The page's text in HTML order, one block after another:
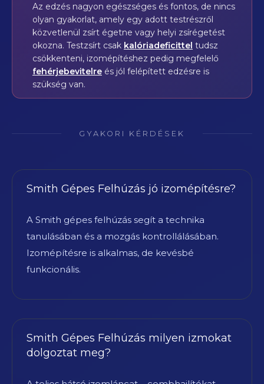
Az edzés nagyon egészséges és fontos, de nincs
olyan gyakorlat, amely egy adott testrészről
közvetlenül zsírt égetne vagy helyi zsírégetést
okozna. Testzsírt csak kalóriadeficittel tudsz
csökkenteni, izomépítéshez pedig megfelelő
fehérjebevitelre és jól felépített edzésre is
szükség van.
GYAKORI KÉRDÉSEK
Smith Gépes Felhúzás jó izomépítésre?
A Smith gépes felhúzás segít a technika
tanulásában és a mozgás kontrollálásában.
Izomépítésre is alkalmas, de kevésbé
funkcionális.
Smith Gépes Felhúzás milyen izmokat
dolgoztat meg?